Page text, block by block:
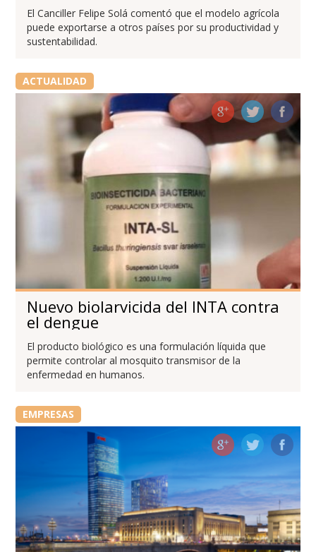
El Canciller Felipe Solá comentó que el modelo agrícola
puede exportarse a otros países por su productividad y
sustentabilidad.
ACTUALIDAD
Nuevo biolarvicida del INTA contra
el dengue
El producto biológico es una formulación líquida que
permite controlar al mosquito transmisor de la
enfermedad en humanos.
EMPRESAS